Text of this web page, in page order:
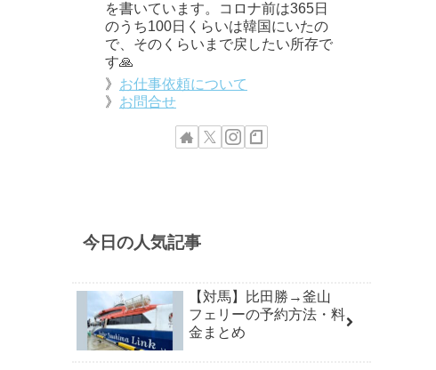
を書いています。コロナ前は365日
のうち100日くらいは韓国にいたの
で、そのくらいまで戻したい所存で
す🙏
》 お仕事依頼について
》 お問合せ
今日の人気記事
【対馬】比田勝→釜山
フェリーの予約方法・料
金まとめ